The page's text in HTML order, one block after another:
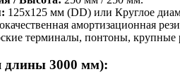
125х125 мм (DD) или Круглое
амортизационная
терминалы, понтоны, крупные
длины 3000 мм):